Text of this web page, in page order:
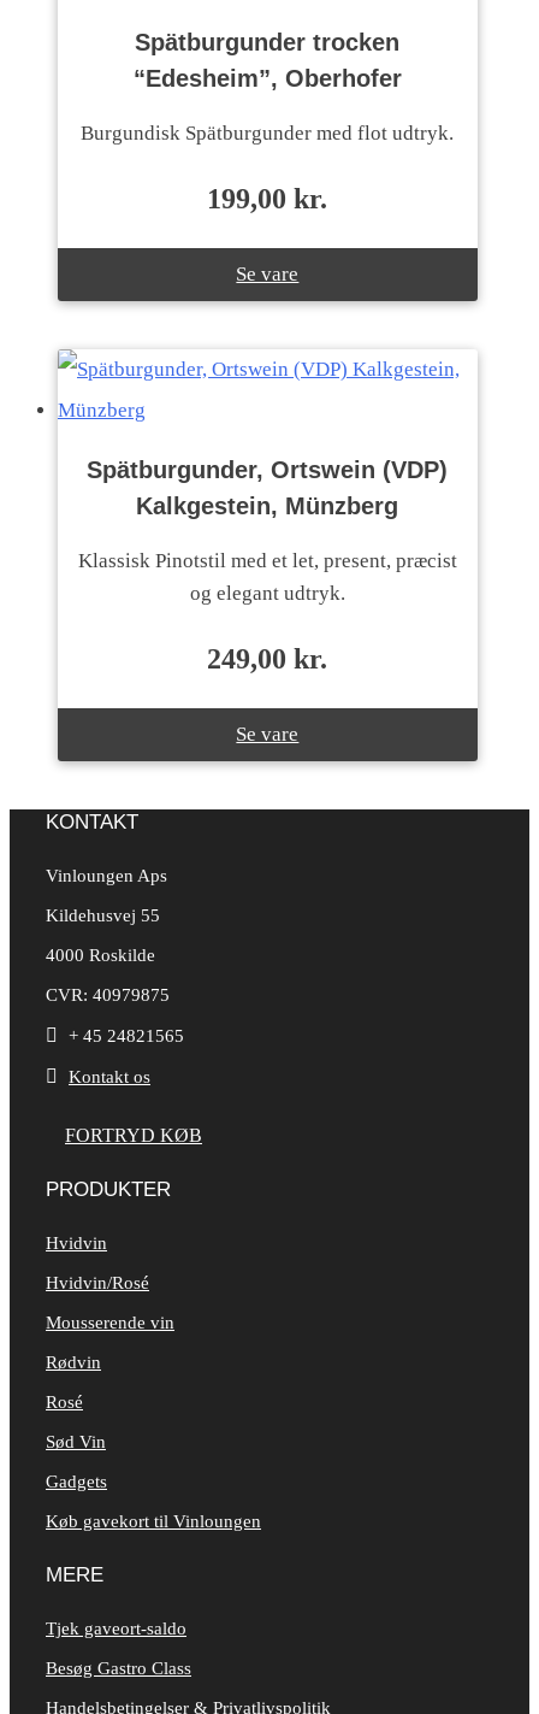
Spätburgunder trocken
“Edesheim”, Oberhofer
Burgundisk Spätburgunder med flot udtryk.
199,00kr.
Se vare
Spätburgunder, Ortswein (VDP)
Kalkgestein, Münzberg
Klassisk Pinotstil med et let, present, præcist
og elegant udtryk.
249,00kr.
Se vare
KONTAKT
Vinloungen Aps
Kildehusvej 55
4000 Roskilde
CVR: 40979875
 + 45 24821565
 Kontakt os
FORTRYD KØB
PRODUKTER
Hvidvin
Hvidvin/Rosé
Mousserende vin
Rødvin
Rosé
Sød Vin
Gadgets
Køb gavekort til Vinloungen
MERE
Tjek gaveort-saldo
Besøg Gastro Class
Handelsbetingelser & Privatlivspolitik